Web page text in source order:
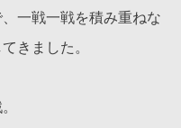
一戦一戦を積み重ねな
きました。